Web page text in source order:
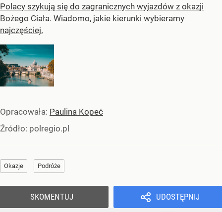
Polacy szykują się do zagranicznych wyjazdów z okazji
Bożego Ciała. Wiadomo, jakie kierunki wybieramy
najczęściej.
Opracowała: Paulina Kopeć
Źródło: polregio.pl
Okazje Podróże
UDOSTĘPNIJ
SKOMENTUJ